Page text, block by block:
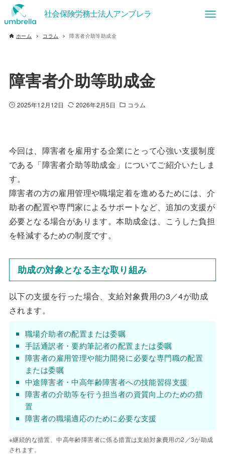
ホーム コラム 障害者介助等助成金
障害者介助等助成金
2025年12月12日 2026年2月5日 コラム
今回は、障害者を雇用する企業にとって心強い支援制度
である「障害者介助等助成金」についてご紹介いたしま
す。
障害者の方の雇用管理や職場定着を進めるためには、介
助者の配置や専門家によるサポートなど、追加の支援が
必要となる場合があります。本助成金は、こうした負担
を軽減するための制度です。
助成の対象となる主な取り組み
以下の支援を行った場合、支給対象費用の3／4が助成
されます。
職場介助者の配置または委嘱
手話通訳者・要約筆記者の配置または委嘱
障害者の雇用管理や能力開発に必要な専門職の配置
または委嘱
中途障害者・中高年齢障害者への技能習得支援
障害者の介助等を行う担当者の資質向上のための措
置
障害者の職場適応のために必要な支援
※継続的な措置、中高年齢障害者に係る措置は支給対象費用の2／3が助成
されます。